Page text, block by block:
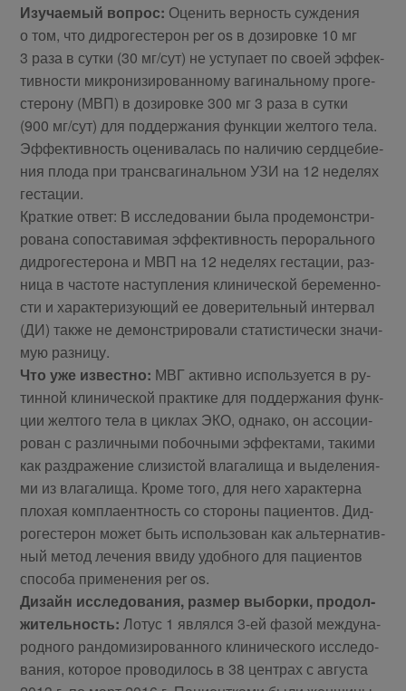
Изу­ча­е­мый во­прос: Оце­нить вер­ность суж­де­ния
о том, что дид­ро­ге­сте­рон per os в до­зи­ров­ке 10 мг
3 ра­за в сут­ки (30 мг/сут) не усту­па­ет по сво­ей эф­фек­
тив­но­сти мик­ро­ни­зи­ро­ван­но­му ва­ги­наль­но­му про­ге­
сте­ро­ну (МВП) в до­зи­ров­ке 300 мг 3 ра­за в сут­ки
(900 мг/сут) для под­дер­жа­ния функ­ции жел­то­го те­ла.
Эф­фек­тив­ность оце­ни­ва­лась по на­ли­чию серд­це­би­е­
ния пло­да при транс­ва­ги­наль­ном УЗИ на 12 неде­лях
ге­стации.
Крат­кие от­вет: В ис­сле­до­ва­нии бы­ла про­де­мон­стри­
ро­ва­на со­по­ста­ви­мая эф­фек­тив­ность пе­ро­раль­но­го
дид­ро­ге­сте­ро­на и МВП на 12 неде­лях ге­ста­ции, раз­
ни­ца в ча­сто­те на­ступ­ле­ния кли­ни­че­ской бе­ре­мен­но­
сти и ха­рак­те­ри­зу­ю­щий ее до­ве­ри­тель­ный ин­тер­вал
(ДИ) так­же не де­мон­стри­ро­ва­ли ста­ти­сти­че­ски зна­чи­
мую разницу.
Что уже из­вест­но: МВГ ак­тив­но ис­поль­зу­ет­ся в ру­
тин­ной кли­ни­че­ской прак­ти­ке для под­дер­жа­ния функ­
ции жел­то­го те­ла в цик­лах ЭКО, од­на­ко, он ас­со­ци­и­
ро­ван с раз­лич­ны­ми по­боч­ны­ми эф­фек­та­ми, та­ки­ми
как раз­дра­же­ние сли­зи­стой вла­га­ли­ща и вы­де­ле­ни­я­
ми из вла­га­ли­ща. Кро­ме то­го, для него ха­рак­тер­на
пло­хая ком­пла­ент­ность со сто­ро­ны па­ци­ен­тов. Дид­
ро­ге­сте­рон мо­жет быть ис­поль­зо­ван как аль­тер­на­тив­
ный ме­тод ле­че­ния вви­ду удоб­но­го для па­ци­ен­тов
спо­со­ба при­ме­не­ния per os.
Ди­зайн ис­сле­до­ва­ния, раз­мер вы­бор­ки, про­дол­
жи­тель­ность: Ло­тус 1 яв­лял­ся 3-ей фа­зой меж­ду­на­
род­но­го ран­до­ми­зи­ро­ван­но­го кли­ни­че­ско­го ис­сле­до­
ва­ния, ко­то­рое про­во­ди­лось в 38 цен­трах с ав­гу­ста